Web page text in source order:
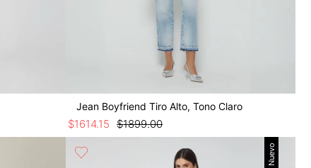
Jean Boyfriend Tiro Alto, Tono Claro
$1899.00
$1614.15
Nuevo